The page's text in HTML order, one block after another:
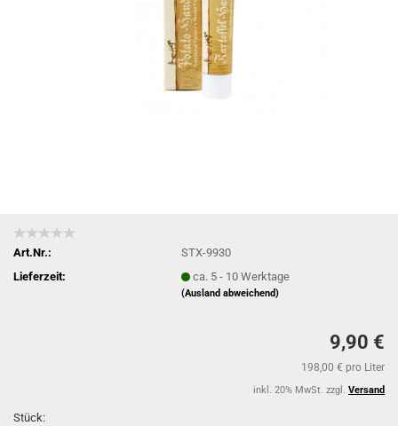
Art.Nr.:
STX-9930
Lieferzeit:
ca. 5 - 10 Werktage
(Ausland abweichend)
9,90 €
198,00 € pro Liter
inkl. 20% MwSt. zzgl. Versand
Stück: